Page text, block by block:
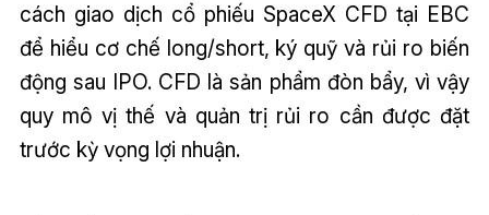
cách giao dịch cổ phiếu SpaceX CFD tại EBC
để hiểu cơ chế long/short, ký quỹ và rủi ro biến
động sau IPO. CFD là sản phẩm đòn bẩy, vì vậy
quy mô vị thế và quản trị rủi ro cần được đặt
trước kỳ vọng lợi nhuận.